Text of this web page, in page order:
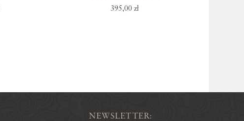
395,00 zł
NEWSLETTER: